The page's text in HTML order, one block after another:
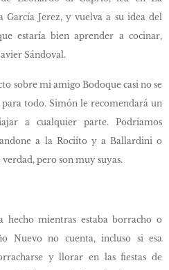
Jerez, y vuelva a su idea del
estaría bien aprender a cocinar,
Sándoval.
sobre mi amigo Bodoque casi no se
todo. Simón le recomendará un
a cualquier parte. Podríamos
a la Rociíto y a Ballardini o
pero son muy suyas.
hecho mientras estaba borracho o
Nuevo no cuenta, incluso si esa
y llorar en las fiestas de